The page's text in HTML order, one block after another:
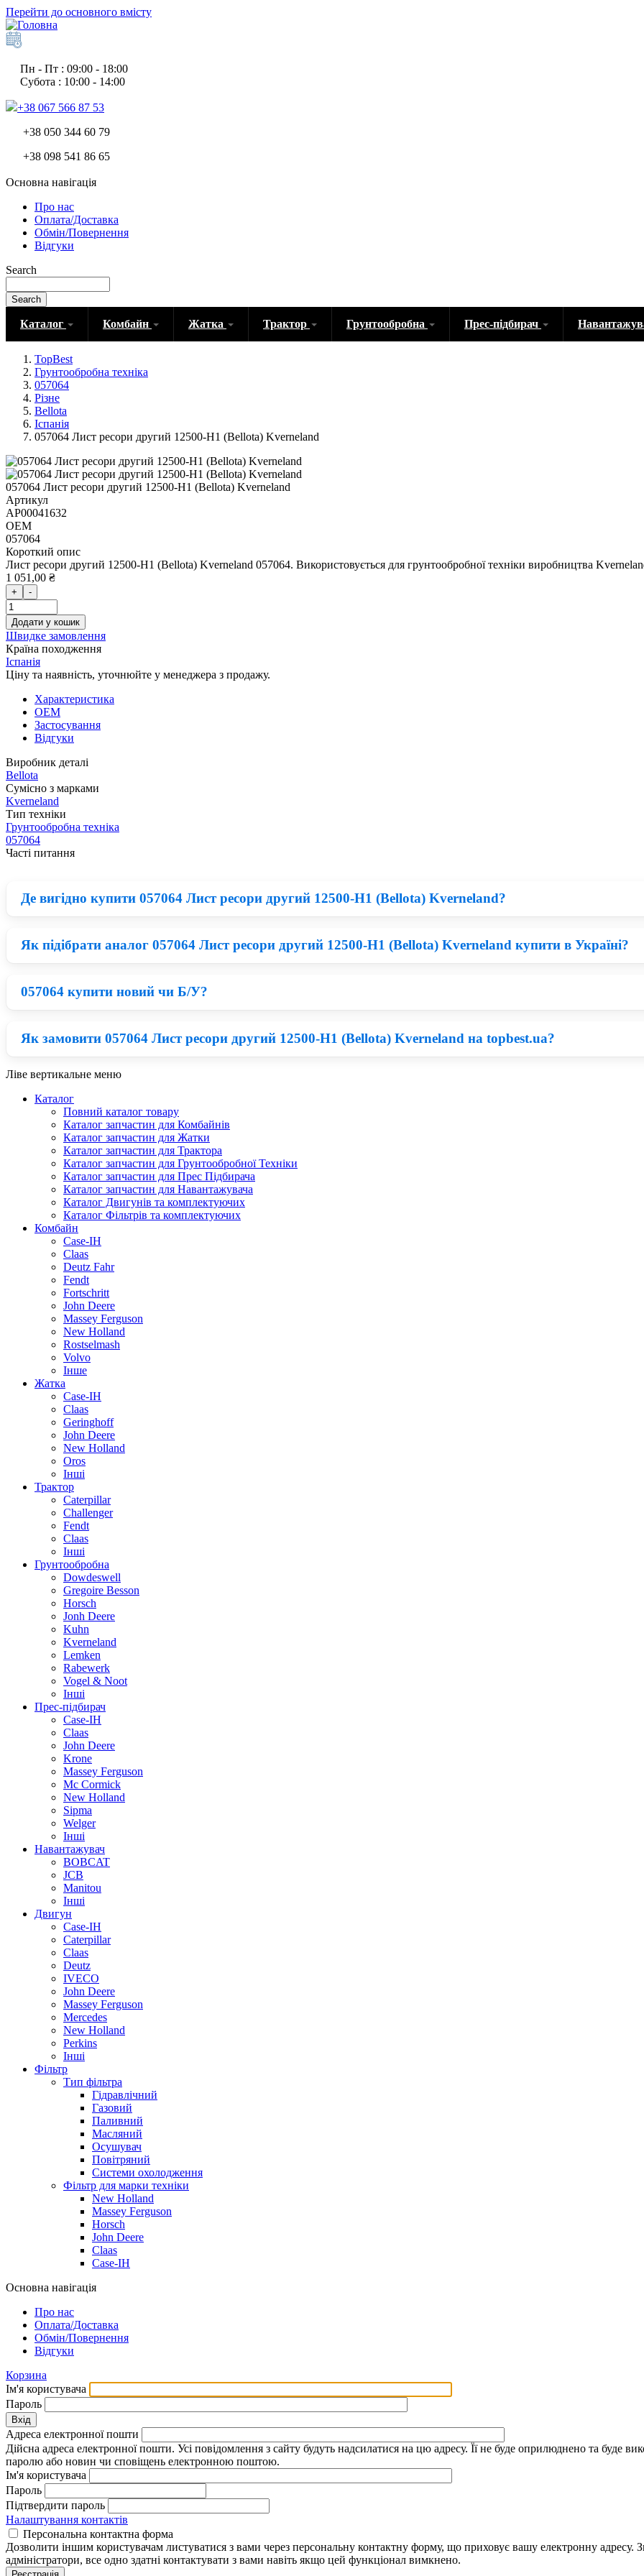
Перейти до основного вмісту
Пн - Пт : 09:00 - 18:00
Субота : 10:00 - 14:00
+38 067 566 87 53
+38 050 344 60 79
+38 098 541 86 65
Основна навігація
Про нас
Оплата/Доставка
Обмін/Повернення
Відгуки
Search
Search
Каталог Комбайн Жатка Трактор Грунтообробна Прес-підбирач
TopBest
Грунтообробна техніка
057064
Різне
Bellota
Іспанія
057064 Лист ресори другий 12500-H1 (Bellota) Kverneland
057064 Лист ресори другий 12500-H1 (Bellota) Kverneland
Артикул
AP00041632
OEM
057064
Короткий опис
Лист ресори другий 12500-H1 (Bellota) Kverneland 057064. Використовується для грунтообробної техніки виробництва
1 051,00 ₴
+ -
Додати у кошик
Швидке замовлення
Країна походження
Іспанія
Ціну та наявність, уточнюйте у менеджера з продажу.
Характеристика
OEM
Застосування
Відгуки
Виробник деталі
Bellota
Сумісно з марками
Kverneland
Тип техніки
Грунтообробна техніка
057064
Часті питання
Де вигідно купити 057064 Лист ресори другий 12500-H1 (Bellota) Kverneland?
Зараз на ринку великий вибір запчастини на Грунтообробна техніка Kverneland, на перший погляд, придбати Різне Bellota по
представлені запчастини Bellota по одній із найнижчих цін на ринку.
Як підібрати аналог 057064 Лист ресори другий 12500-H1 (Bellota) Kverneland купити в Україні?
Для того, щоб обрати якісний аналог Різне Bellota потрібно розуміти, що дешеві деталі для техніки володіють меншим
матеріалів. Відповідно при правильному співвідношенні ціни та якості можна придбати запчастини для Kverneland по ціни в
057064 купити новий чи Б/У?
Нові деталі Bellota приблизно на 23% дорожчі ніж відновлені запчастини для сільськогосподарської техніки, тому все
вийти з ладу в короткий термін, а якщо встановити нові запчастини Bellota, Ви зможете бути впевнені, що прослужать вони
Як замовити 057064 Лист ресори другий 12500-H1 (Bellota) Kverneland на topbest.ua?
Придбати 057064 можна у нашому каталозі: запчастини на Грунтообробна техніка. По завершенню замовлення Вам
ресори другий 12500-H1 (Bellota) Kverneland по вигідній ціні з доставкою в Київ, Харків, Львів.
Ліве вертикальне меню
Каталог
Повний каталог товару
Каталог запчастин для Комбайнів
Каталог запчастин для Жатки
Каталог запчастин для Трактора
Каталог запчастин для Грунтообробної Техніки
Каталог запчастин для Прес Підбирача
Каталог запчастин для Навантажувача
Каталог Двигунів та комплектуючих
Каталог Фільтрів та комплектуючих
Комбайн
Case-IH
Claas
Deutz Fahr
Fendt
Fortschritt
John Deere
Massey Ferguson
New Holland
Rostselmash
Volvo
Інше
Жатка
Case-IH
Claas
Geringhoff
John Deere
New Holland
Oros
Інші
Трактор
Caterpillar
Challenger
Fendt
Claas
Інші
Грунтообробна
Dowdeswell
Gregoire Besson
Horsch
Jonh Deere
Kuhn
Kverneland
Lemken
Rabewerk
Vogel & Noot
Інші
Прес-підбирач
Case-IH
Claas
John Deere
Krone
Massey Ferguson
Mc Cormick
New Holland
Sipma
Welger
Інші
Навантажувач
BOBCAT
JCB
Manitou
Інші
Двигун
Case-IH
Caterpillar
Claas
Deutz
IVECO
John Deere
Massey Ferguson
Mercedes
New Holland
Perkins
Інші
Фільтр
Тип фільтра
Гідравлічний
Газовий
Паливний
Масляний
Осушувач
Повітряний
Системи охолодження
Фільтр для марки техніки
New Holland
Massey Ferguson
Horsch
John Deere
Claas
Case-IH
Основна навігація
Про нас
Оплата/Доставка
Обмін/Повернення
Відгуки
Корзина
Ім'я користувача
Пароль
Вхід
Адреса електронної пошти
Дійсна адреса електронної пошти. Усі повідомлення з сайту будуть надсилатися на цю адресу. Її не буде оприлюднено та
паролю або новин чи сповіщень електронною поштою.
Ім'я користувача
Пароль
Підтвердити пароль
Налаштування контактів
Персональна контактна форма
Дозволити іншим користувачам листуватися з вами через персональну контактну форму, що приховує вашу електронну адресу.
адміністратори, все одно здатні контактувати з вами навіть якщо цей функціонал вимкнено.